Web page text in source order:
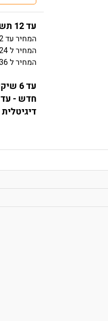
עד 12 תשלומים ללא ריבית בכרטיס אשראי
המחיר עד 12 תשלומים:
המחירל 24 תשלומים:
המחירל 36 תשלומים:
עד 6 שיקים ללא ריבית
דיגיטלית